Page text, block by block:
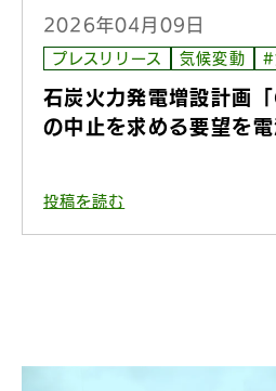
2026年04月09日
プレスリリース 気候変動 #
石炭火力発電増設計画
の中止を求める要望を
投稿を読む